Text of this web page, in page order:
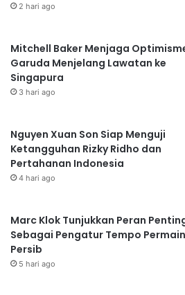
2 hari ago
Mitchell Baker Menjaga
Garuda Menjelang Lawatan ke
Singapura
3 hari ago
Nguyen Xuan Son Siap Menguji
Ketangguhan Rizky Ridho dan
Pertahanan Indonesia
4 hari ago
Marc Klok Tunjukkan Peran
Sebagai Pengatur Tempo
Persib
5 hari ago